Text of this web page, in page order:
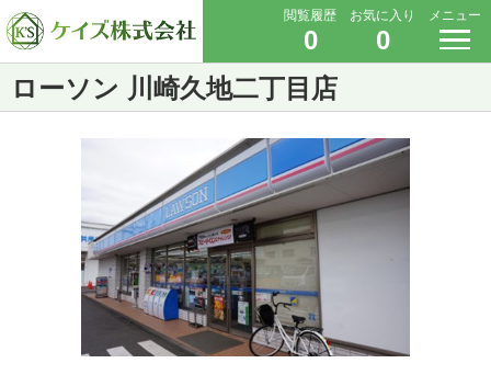
閲覧履歴
0
お気に入り
0
メニュー
ローソン 川崎久地二丁目店